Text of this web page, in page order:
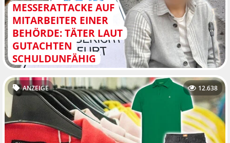
MESSERATTACKE AUF
MITARBEITER EINER
BEHÖRDE: TÄTER LAUT
GUTACHTEN
SCHULDUNFÄHIG
ANZEIGE 12.638